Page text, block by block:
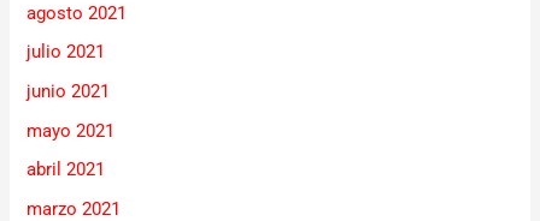
agosto 2021
julio 2021
junio 2021
mayo 2021
abril 2021
marzo 2021